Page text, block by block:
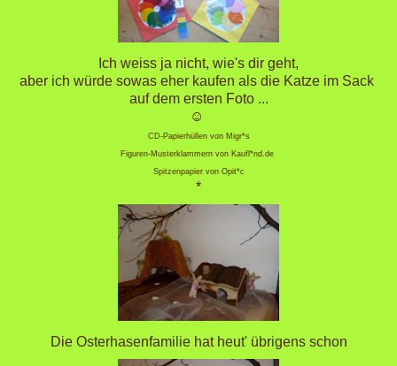
Ich weiss ja nicht, wie's dir geht,
aber ich würde sowas eher kaufen als die Katze im Sack
auf dem ersten Foto ...
☺
CD-Papierhüllen von Migr*s
Figuren-Musterklammern von Kaufl*nd.de
Spitzenpapier von Opit*c
*
Die Osterhasenfamilie hat heut' übrigens schon